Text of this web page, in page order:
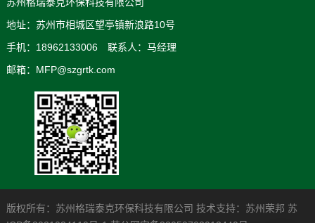
地址：苏州市相城区望亭镇新浪路10号
手机：18962133006 联系人：马经理
邮箱：MFP@szgrtk.com
版权所有：苏州格瑞泰克环保科技有限公司 技术支持： 苏州荣邦 苏